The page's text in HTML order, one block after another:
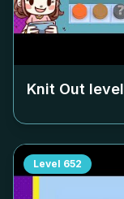
Knit Out level
Level 652